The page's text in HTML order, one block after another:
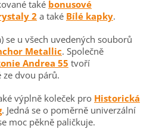
také bonusové
2 a také Bílé kapky.
se u všech uvedených souborů
Metallic. Společně
Andrea 55 tvoří
ze dvou párů.
výplně koleček pro Historická
. Jedná se o poměrně univerzální
moc pěkně paličkuje.